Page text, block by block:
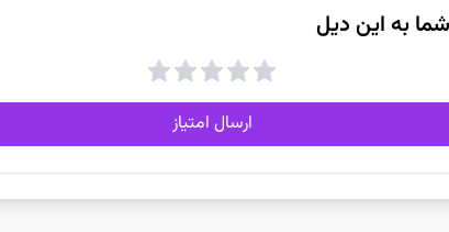
شما به این دیل
ارسال امتیاز